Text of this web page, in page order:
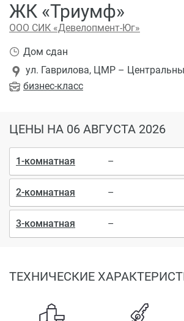
ЖК «Триумф»
ООО СИК «Девелопмент-Юг»
бизнес-класс
ул. Гаврилова, ЦМР –
Дом сдан
ЦЕНЫ НА 06 АВГУСТА 2026
1-комнатная –
2-комнатная –
3-комнатная –
ТЕХНИЧЕСКИЕ